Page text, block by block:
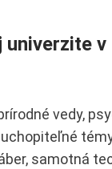
vedy,
samotná